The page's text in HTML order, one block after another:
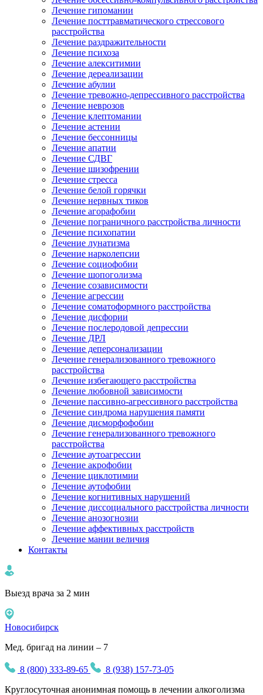
Лечение гипомании
Лечение посттравматического стрессового
расстройства
Лечение раздражительности
Лечение психоза
Лечение алекситимии
Лечение дереализации
Лечение абулии
Лечение тревожно-депрессивного расстройства
Лечение неврозов
Лечение клептомании
Лечение астении
Лечение бессонницы
Лечение апатии
Лечение СДВГ
Лечение шизофрении
Лечение стресса
Лечение белой горячки
Лечение нервных тиков
Лечение агорафобии
Лечение пограничного расстройства личности
Лечение психопатии
Лечение лунатизма
Лечение нарколепсии
Лечение социофобии
Лечение шопоголизма
Лечение созависимости
Лечение агрессии
Лечение соматоформного расстройства
Лечение дисфории
Лечение послеродовой депрессии
Лечение ДРЛ
Лечение деперсонализации
Лечение генерализованного тревожного
расстройства
Лечение избегающего расстройства
Лечение любовной зависимости
Лечение пассивно-агрессивного расстройства
Лечение синдрома нарушения памяти
Лечение дисморфофобии
Лечение генерализованного тревожного
расстройства
Лечение аутоагрессии
Лечение акрофобии
Лечение циклотимии
Лечение аутофобии
Лечение когнитивных нарушений
Лечение диссоциального расстройства личности
Лечение анозогнозии
Лечение аффективных расстройств
Лечение мании величия
Контакты
Выезд врача за 2 мин
Новосибирск
Мед. бригад на линии – 7
8 (800) 333-89-65
8 (938) 157-73-05
Круглосуточная анонимная помощь в лечении алкоголизма